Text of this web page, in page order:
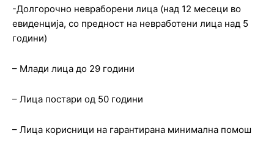
-Долгорочно невраборени лица (над 12 месеци во
евиденција, со предност на невработени лица над 5
години)
– Млади лица до 29 години
– Лица постари од 50 години
– Лица корисници на гарантирана минимална помош